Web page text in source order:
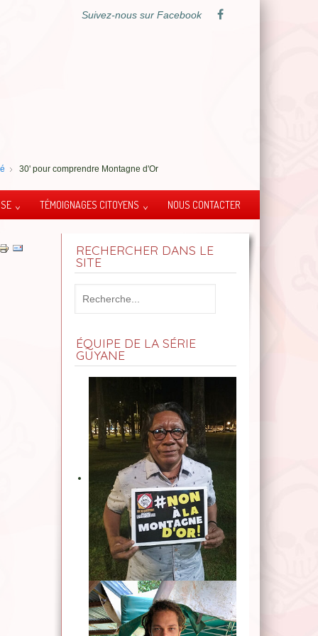
30' pour comprendre Montagne d'Or
Suivez-nous sur Facebook
TÉMOIGNAGES CITOYENS NOUS CONTACTER
RECHERCHER DANS LE
SITE
ÉQUIPE DE LA SÉRIE
GUYANE